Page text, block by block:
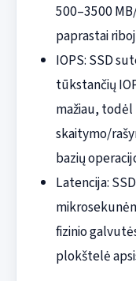
500–3500
paprastai
IOPS: SSD
tūkstančių
mažiau, todėl
skaitymo/
bazių
Latencija:
fizinio
plokštelė